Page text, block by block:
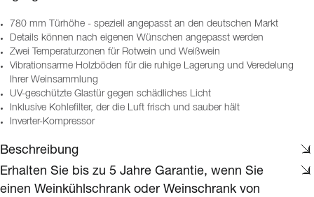
780 mm Türhöhe - speziell angepasst an den deutschen Markt
Details können nach eigenen Wünschen angepasst werden
Zwei Temperaturzonen für Rotwein und Weißwein
Vibrationsarme Holzböden für die ruhige Lagerung und Veredelung
Ihrer Weinsammlung
UV-geschützte Glastür gegen schädliches Licht
Inklusive Kohlefilter, der die Luft frisch und sauber hält
Inverter-Kompressor
Beschreibung
Erhalten Sie bis zu 5 Jahre Garantie, wenn Sie
einen Weinkühlschrank oder Weinschrank von